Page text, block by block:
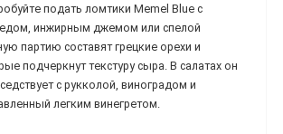
подать ломтики Memel Blue с
инжирным джемом или спелой
партию составят грецкие орехи и
подчеркнут текстуру сыра. В салатах он
с рукколой, виноградом и
легким винегретом.